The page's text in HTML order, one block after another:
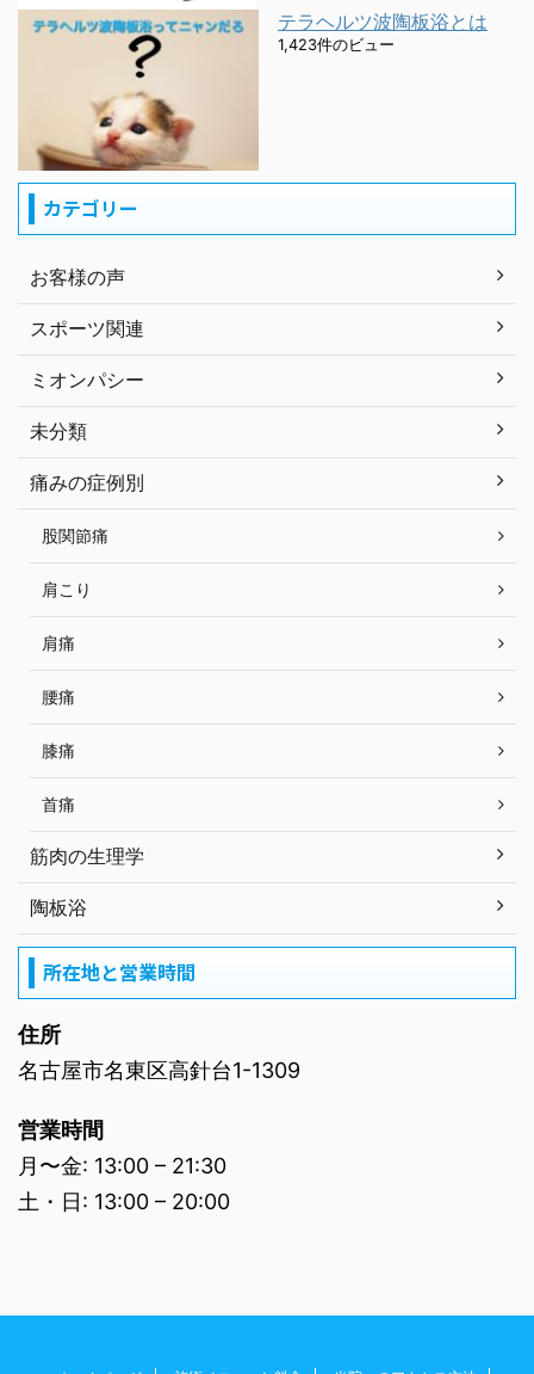
テラヘルツ波陶板浴とは
1,423件のビュー
カテゴリー
お客様の声
スポーツ関連
ミオンパシー
未分類
痛みの症例別
股関節痛
肩こり
肩痛
腰痛
膝痛
首痛
筋肉の生理学
陶板浴
所在地と営業時間
住所
名古屋市名東区高針台1-1309
営業時間
月〜金: 13:00 – 21:30
土・日: 13:00 – 20:00